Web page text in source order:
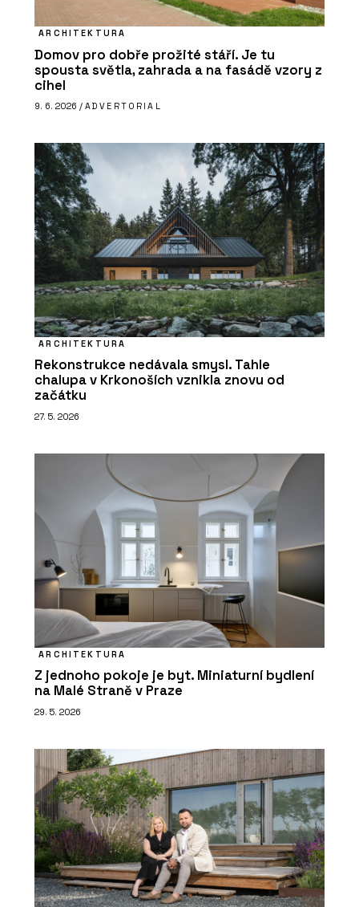
ARCHITEKTURA
Domov pro dobře prožité stáří. Je tu
spousta světla, zahrada a na fasádě vzory z
cihel
9. 6. 2026 / ADVERTORIAL
ARCHITEKTURA
Rekonstrukce nedávala smysl. Tahle
chalupa v Krkonoších vznikla znovu od
začátku
27. 5. 2026
ARCHITEKTURA
Z jednoho pokoje je byt. Miniaturní bydlení
na Malé Straně v Praze
29. 5. 2026